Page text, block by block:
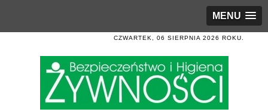
MENU
CZWARTEK, 06 SIERPNIA 2026 ROKU.